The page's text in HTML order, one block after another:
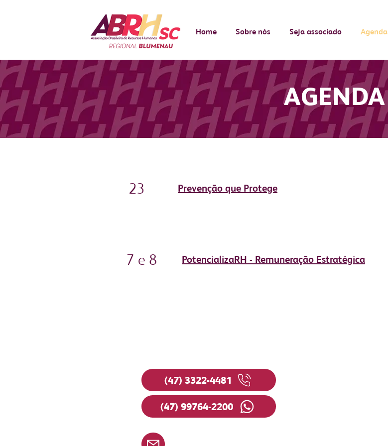
Home Sobre nós Seja associado Agenda
AGENDA
23 Prevenção que Protege
7 e 8 PotencializaRH - Remuneração Estratégica
(47) 3322-4481
(47) 99764-2200